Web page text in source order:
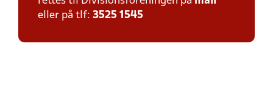
eller på tlf: 3525 1545